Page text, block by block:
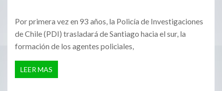
Por primera vez en 93 años, la Policía de Investigaciones
de Chile (PDI) trasladará de Santiago hacia el sur, la
formación de los agentes policiales,
LEER MAS